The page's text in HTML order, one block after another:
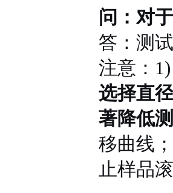
问：对
答：测
注意：
选择直
著降低
移曲线
止样品